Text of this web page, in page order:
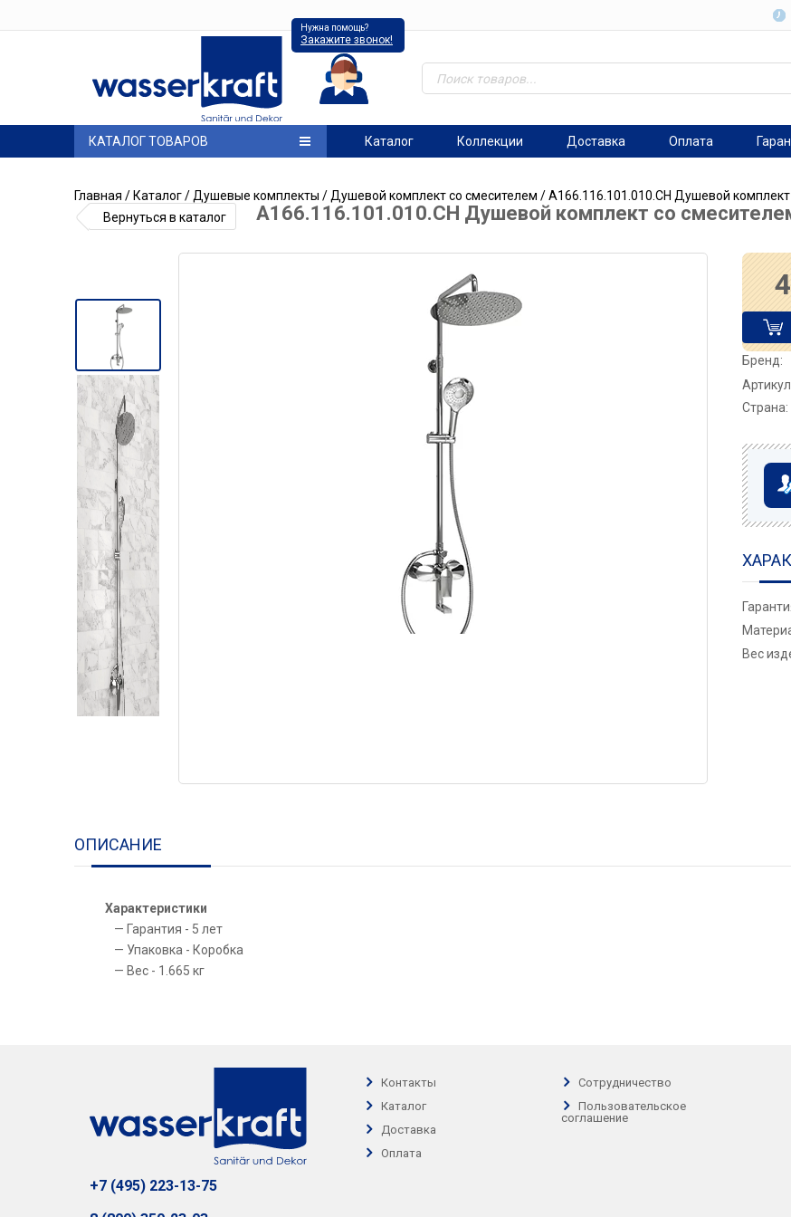
Нужна помощь?
Закажите звонок!
КАТАЛОГ ТОВАРОВ Каталог Коллекции Доставка Оплата
Главная / Каталог/ Душевые комплекты / Душевой комплект со смесителем / A166.116.101.010.CH Душевой
Вернуться в каталог
A166.116.101.010.CH Душевой комплект со
Бренд:
Страна:
Вес
ОПИСАНИЕ
Характеристики
Гарантия - 5 лет
Упаковка - Коробка
Вес - 1.665 кг
+7 (495) 223-13-75
Контакты
Каталог
Доставка
Оплата
Сотрудничество
Пользовательское
соглашение